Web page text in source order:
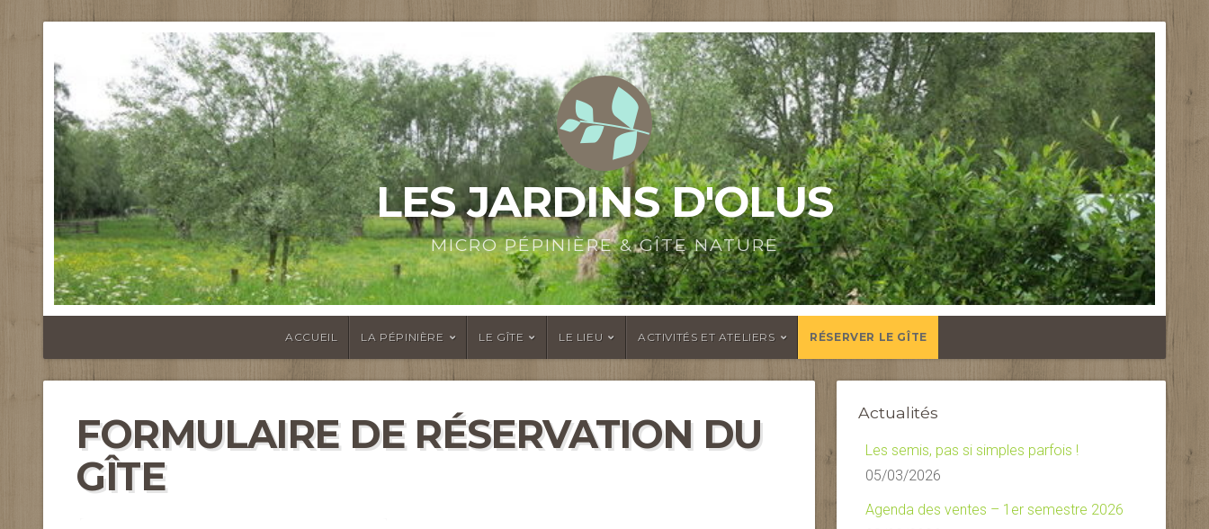
LES JARDINS D'OLUS
MICRO PÉPINIÈRE & GÎTE NATURE
ACCUEIL LA PÉPINIÈRE LE GÎTE LE LIEU ACTIVITÉS ET ATELIERS RÉSERVER LE GÎTE
FORMULAIRE DE RÉSERVATION DU
GÎTE
Actualités
Les semis, pas si simples parfois !
05/03/2026
Agenda des ventes – 1er semestre 2026